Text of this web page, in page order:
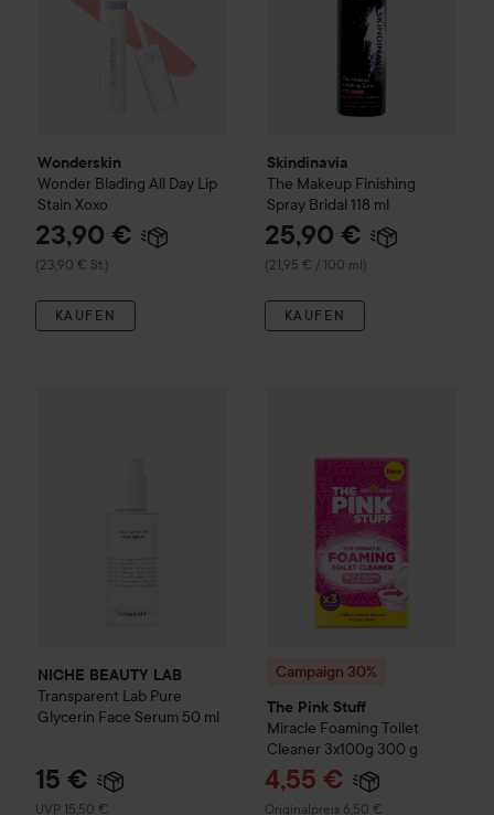
Wonderskin
Wonder Blading All Day Lip
Stain Xoxo
23,90 €
(23,90 € St.)
KAUFEN
Skindinavia
The Makeup Finishing
Spray Bridal 118 ml
25,90 €
(21,95 € / 100 ml)
KAUFEN
NICHE BEAUTY LAB
Transparent Lab Pure
Glycerin Face Serum 50 ml
15 €
UVP 15,50 €
Empfohlener Preis 15,50 €
Campaign 30%
The Pink Stuff
Miracle Foaming Toilet
Cleaner 3x100g 300 g
Angebotspreis
4,55 €
Originalpreis 6,50 €
Regulärer Preis 6,50 €